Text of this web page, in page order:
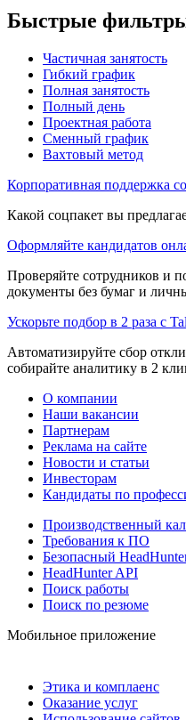
Быстрые
Частичная занятость
Гибкий график
Полная занятость
Полный день
Проектная работа
Сменный график
Вахтовый метод
Корпоративная поддержка
Какой соцпакет вы
Оформляйте кандидатов
Проверяйте сотрудников и
документы без бумаг и
Ускорьте подбор в 2 раза с
Автоматизируйте сбор
собирайте аналитику в 2
О компании
Наши вакансии
Партнерам
Реклама на сайте
Новости и статьи
Инвесторам
Кандидаты по
Производственный
Требования к ПО
Безопасный
HeadHunter API
Поиск работы
Поиск по резюме
Мобильное приложение
Этика и комплаенс
Оказание услуг